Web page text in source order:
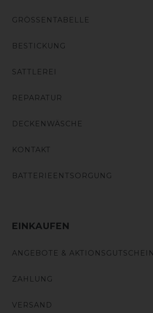
GRÖSSENTABELLE
BESTICKUNG
SATTLEREI
REPARATUR
DECKENWÄSCHE
KONTAKT
BATTERIEENTSORGUNG
EINKAUFEN
ANGEBOTE &
ZAHLUNG
VERSAND